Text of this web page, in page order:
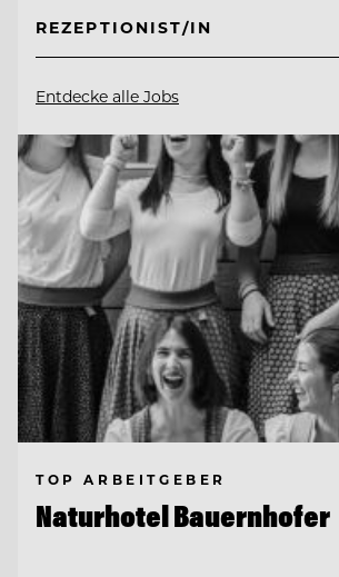
REZEPTIONIST/IN
Entdecke alle Jobs
TOP ARBEITGEBER
Naturhotel Bauernhofer